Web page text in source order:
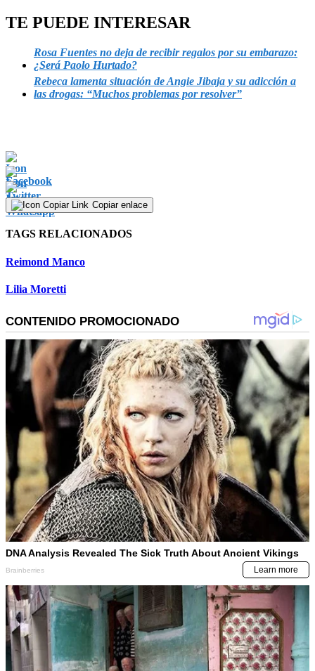
TE PUEDE INTERESAR
Rosa Fuentes no deja de recibir regalos por su embarazo:
¿Será Paolo Hurtado?
Rebeca lamenta situación de Angie Jibaja y su adicción a
las drogas: “Muchos problemas por resolver”
Copiar enlace
TAGS RELACIONADOS
Reimond Manco
Lilia Moretti